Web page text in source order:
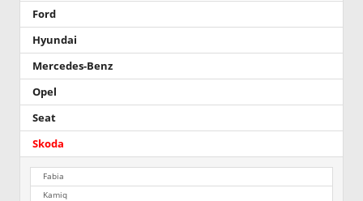
Ford
Hyundai
Mercedes-Benz
Opel
Seat
Skoda
Fabia
Kamiq